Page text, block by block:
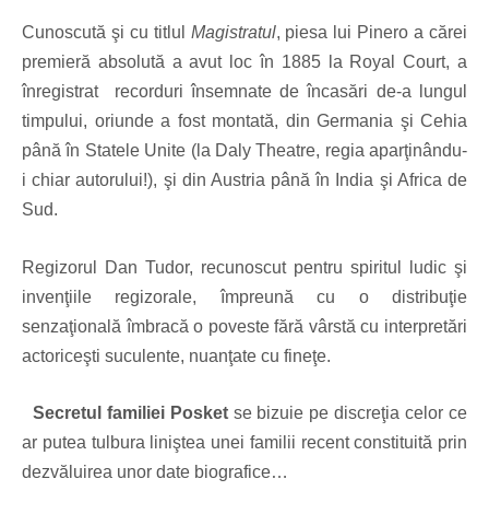
Cunoscută şi cu titlul Magistratul, piesa lui Pinero a cărei
premieră absolută a avut loc în 1885 la Royal Court, a
înregistrat recorduri însemnate de încasări de-a lungul
timpului, oriunde a fost montată, din Germania şi Cehia
până în Statele Unite (la Daly Theatre, regia aparţinându-
i chiar autorului!), şi din Austria până în India şi Africa de
Sud.
Regizorul Dan Tudor, recunoscut pentru spiritul ludic şi
invenţiile regizorale, împreună cu o distribuţie
senzaţională îmbracă o poveste fără vârstă cu interpretări
actoriceşti suculente, nuanţate cu fineţe.
Secretul familiei Posketse bizuie pe discreţia celor ce
ar putea tulbura liniştea unei familii recent constituită prin
dezvăluirea unor date biografice…